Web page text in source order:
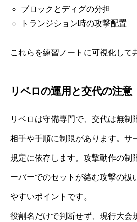
ブロックとディグの分担
トランジション時の攻撃配置
これらを練習ノートに可視化して
リベロの運用と交代の注意
リベロは守備専門で、交代は無制
相手や手順に制限があります。サ
規定に依存します。攻撃動作の制
ーバーでのセットが絡む攻撃の扱
やすいポイントです。
役割名だけで判断せず、現行大会